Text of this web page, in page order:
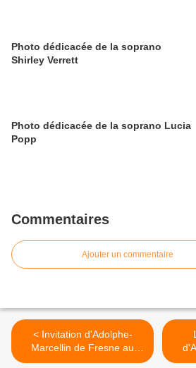
Photo dédicacée de la soprano
Shirley Verrett
Photo dédicacée de la soprano Lucia
Popp
Commentaires
Ajouter un commentaire
< Invitation d'Adolphe-
Marcellin de Fresne au
Vicomte Alcide de
Fresne au